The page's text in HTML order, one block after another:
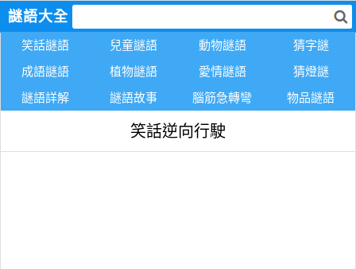
謎語大全
笑話謎語 兒童謎語 動物謎語
猜字謎
成語謎語
植物謎語 愛情謎語
猜燈謎
謎語詳解
謎語故事 腦筋急轉彎 物品謎語
笑話逆向行駛